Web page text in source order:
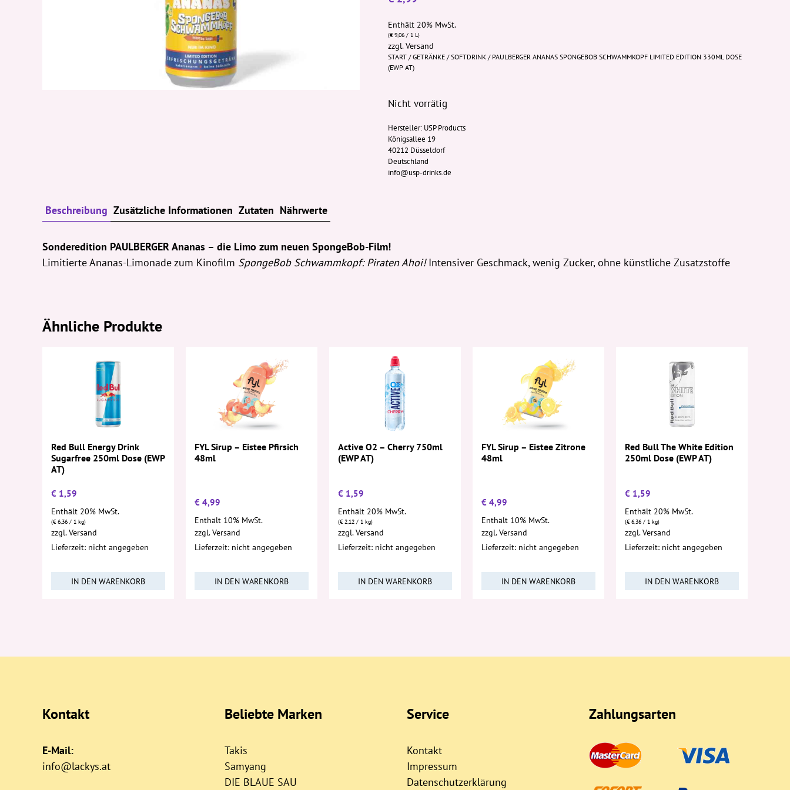
Enthält 20% MwSt.
(€9,06 / 1 L)
zzgl.Versand
START /GETRÄNKE /SOFTDRINK / PAULBERGER ANANAS SPONGEBOB SCHWAMMKOPF LIMITED EDITION 330ML DOSE
(EWP AT)
Nicht vorrätig
Hersteller: USP Products
Königsallee 19
40212 Düsseldorf
Deutschland
info@usp-drinks.de
Beschreibung Zusätzliche Informationen Zutaten Nährwerte
Sonderedition PAULBERGER Ananas – die Limo zum neuen SpongeBob-Film!
Limitierte Ananas-Limonade zum Kinofilm SpongeBob Schwammkopf: Piraten Ahoi!Intensiver Geschmack, wenig Zucker, ohne künstliche Zusatzstoffe
Ähnliche Produkte
Red Bull Energy Drink
Sugarfree 250ml Dose (EWP
AT)
€ 1,59
Enthält 20% MwSt.
(€6,36 / 1 kg)
zzgl.Versand
Lieferzeit: nicht angegeben
IN DEN WARENKORB
FYL Sirup – Eistee Pfirsich
48ml
€ 4,99
Enthält 10% MwSt.
zzgl.Versand
Lieferzeit: nicht angegeben
IN DEN WARENKORB
Active O2 – Cherry 750ml
(EWP AT)
€ 1,59
Enthält 20% MwSt.
(€2,12 / 1 kg)
zzgl.Versand
Lieferzeit: nicht angegeben
IN DEN WARENKORB
FYL Sirup – Eistee Zitrone
48ml
€ 4,99
Enthält 10% MwSt.
zzgl.Versand
Lieferzeit: nicht angegeben
IN DEN WARENKORB
Red Bull The White Edition
250ml Dose (EWP AT)
€ 1,59
Enthält 20% MwSt.
(€6,36 / 1 kg)
zzgl.Versand
Lieferzeit: nicht angegeben
IN DEN WARENKORB
Kontakt
E-Mail:
info@lackys.at
Beliebte Marken
Takis
Samyang
DIE BLAUE SAU
Service
Kontakt
Impressum
Datenschutzerklärung
Zahlungsarten